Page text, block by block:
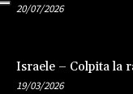
20/07/2026
Israele – Colpita la
19/03/2026